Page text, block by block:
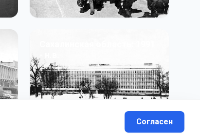
13фото
Согласен